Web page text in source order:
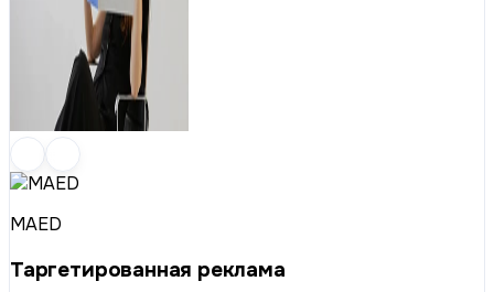
MAED
Таргетированная реклама